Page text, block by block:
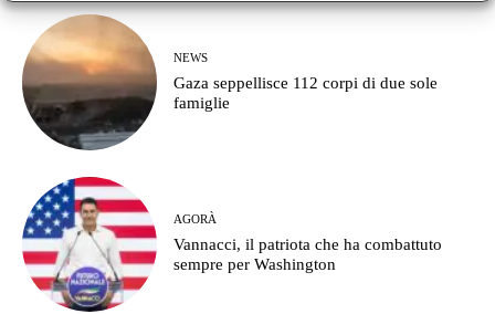
NEWS
Gaza seppellisce 112 corpi di due sole
famiglie
AGORÀ
Vannacci, il patriota che ha combattuto
sempre per Washington